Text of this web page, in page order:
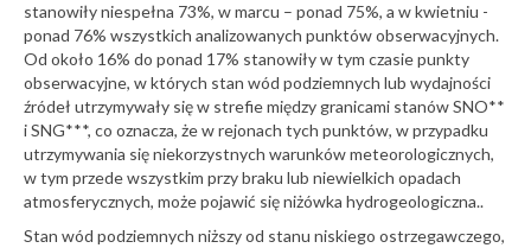
stanowiły niespełna 73%, w marcu – ponad 75%, a w kwietniu -
ponad 76% wszystkich analizowanych punktów obserwacyjnych.
Od około 16% do ponad 17% stanowiły w tym czasie punkty
obserwacyjne, w których stan wód podziemnych lub wydajności
źródeł utrzymywały się w strefie między granicami stanów SNO**
i SNG***, co oznacza, że w rejonach tych punktów, w przypadku
utrzymywania się niekorzystnych warunków meteorologicznych,
w tym przede wszystkim przy braku lub niewielkich opadach
atmosferycznych, może pojawić się niżówka hydrogeologiczna..
Stan wód podziemnych niższy od stanu niskiego ostrzegawczego,